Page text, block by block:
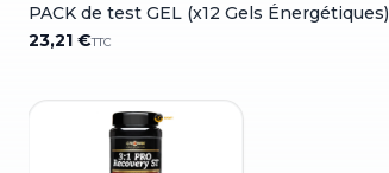
PACK de test GEL (x12 Gels Énergétiques)
23,21 €TTC